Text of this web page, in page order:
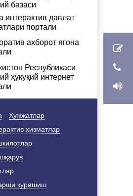
базаси
интерактив давлат
портали
ахборот ягона
Республикаси
ҳуқуқий интернет
Ҳужжатлар
хизматлар
курашиш